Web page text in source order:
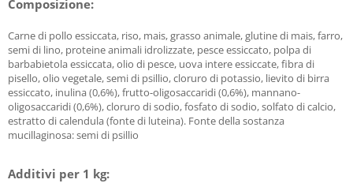
Composizione:
Carne di pollo essiccata, riso, mais, grasso animale, glutine di mais, farro,
semi di lino, proteine animali idrolizzate, pesce essiccato, polpa di
barbabietola essiccata, olio di pesce, uova intere essiccate, fibra di
pisello, olio vegetale, semi di psillio, cloruro di potassio, lievito di birra
essiccato, inulina (0,6%), frutto-oligosaccaridi (0,6%), mannano-
oligosaccaridi (0,6%), cloruro di sodio, fosfato di sodio, solfato di calcio,
estratto di calendula (fonte di luteina). Fonte della sostanza
mucillaginosa: semi di psillio
Additivi per 1 kg: